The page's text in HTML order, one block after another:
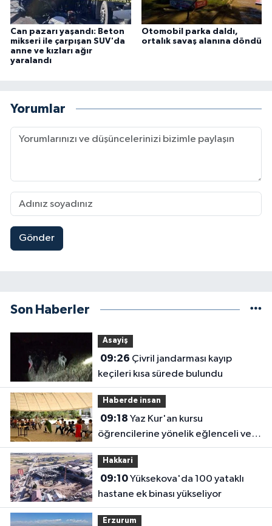
Can pazarı yaşandı: Beton
mikseri ile çarpışan SUV'da
anne ve kızları ağır
yaralandı
Otomobil parka daldı,
ortalık savaş alanına döndü
Yorumlar
Gönder
Son Haberler
Asayiş
09:26
keçileri kısa sürede bulundu
Haberde insan
09:18
öğrencilerine yönelik eğlenceli ve
eğitici etkinlik
Hakkari
09:10Yüksekova'da 100 yataklı
hastane ek binası yükseliyor
Erzurum